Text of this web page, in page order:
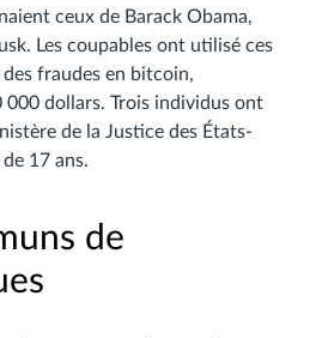
ceux de Barack Obama,
Les coupables ont utilisé ces
fraudes en bitcoin,
000 dollars. Trois individus ont
de la Justice des États-
17 ans.
de